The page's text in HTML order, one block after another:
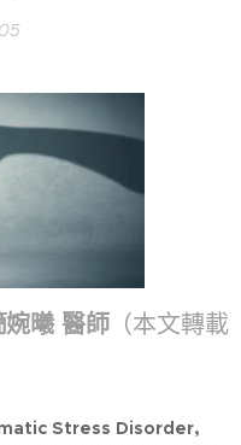
曦 醫師（本文轉載
Stress Disorder,